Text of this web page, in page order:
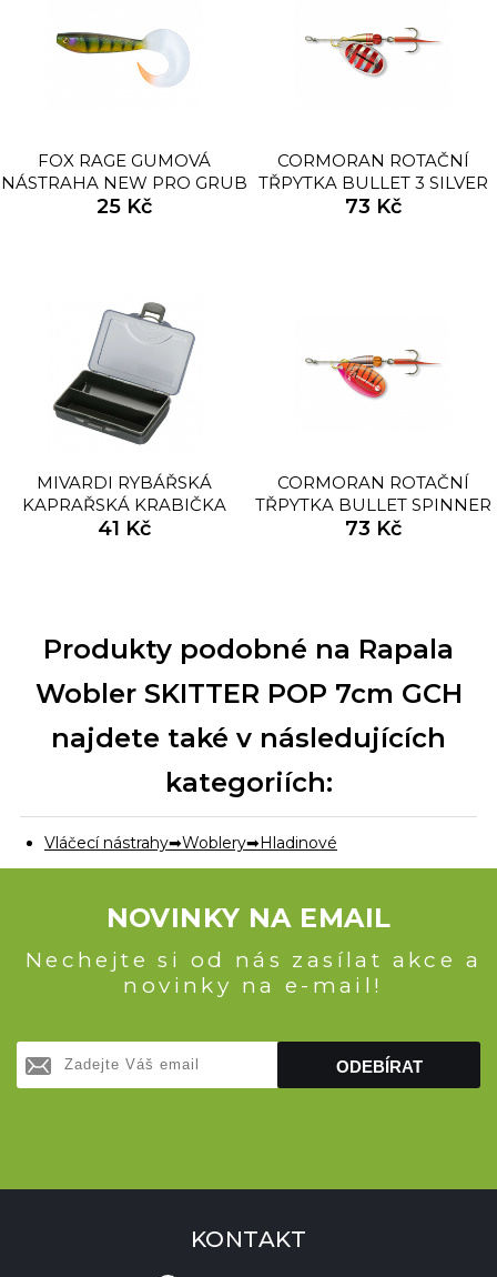
FOX RAGE GUMOVÁ
NÁSTRAHA NEW PRO GRUB
COLOURS UV
25 Kč
CORMORAN ROTAČNÍ
TŘPYTKA BULLET 3 SILVER
RED STRIPED 7G
73 Kč
MIVARDI RYBÁŘSKÁ
KAPRAŘSKÁ KRABIČKA
MINI 2
41 Kč
CORMORAN ROTAČNÍ
TŘPYTKA BULLET SPINNER
3 ORANGE TIGER 7G
73 Kč
Produkty podobné na Rapala
Wobler SKITTER POP 7cm GCH
najdete také v následujících
kategoriích:
Vláčecí nástrahy Woblery Hladinové
NOVINKY NA EMAIL
Nechejte si od nás zasílat akce a
novinky na e-mail!
ODEBÍRAT
KONTAKT